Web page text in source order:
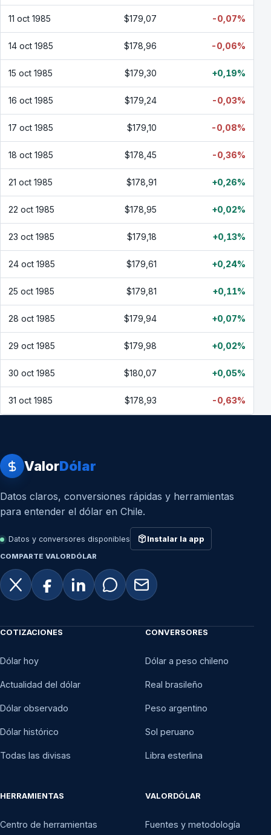
11 oct 1985 $179,07 -0,07%
14 oct 1985 $178,96 -0,06%
15 oct 1985 $179,30 +0,19%
16 oct 1985 $179,24 -0,03%
17 oct 1985 $179,10 -0,08%
18 oct 1985 $178,45 -0,36%
21 oct 1985 $178,91 +0,26%
22 oct 1985 $178,95 +0,02%
23 oct 1985 $179,18 +0,13%
24 oct 1985 $179,61 +0,24%
25 oct 1985 $179,81 +0,11%
28 oct 1985 $179,94 +0,07%
29 oct 1985 $179,98 +0,02%
30 oct 1985 $180,07 +0,05%
31 oct 1985 $178,93 -0,63%
ValorDólar
Datos claros, conversiones rápidas y herramientas
para entender el dólar en Chile.
Datos y conversores disponibles Instalar la app
COMPARTE VALORDÓLAR
COTIZACIONES
Dólar hoy
Actualidad del dólar
Dólar observado
Dólar histórico
Todas las divisas
CONVERSORES
Dólar a peso chileno
Real brasileño
Peso argentino
Sol peruano
Libra esterlina
HERRAMIENTAS
Centro de herramientas
VALORDÓLAR
Fuentes y metodología